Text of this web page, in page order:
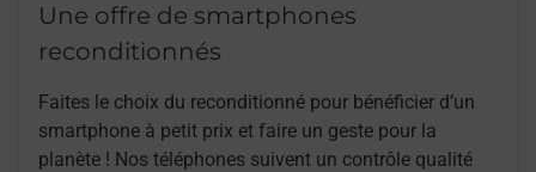
Une offre de smartphones
reconditionnés
Faites le choix du reconditionné pour bénéficier d’un
smartphone à petit prix et faire un geste pour la
planète ! Nos téléphones suivent un contrôle qualité